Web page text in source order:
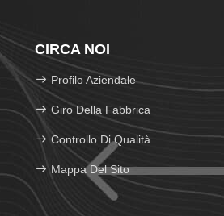
CIRCA NOI
Profilo Aziendale
Giro Della Fabbrica
Controllo Di Qualità
Mappa Del Sito